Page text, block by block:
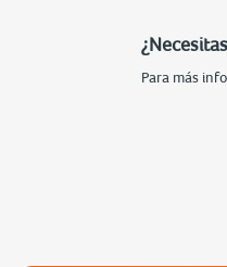
Para más